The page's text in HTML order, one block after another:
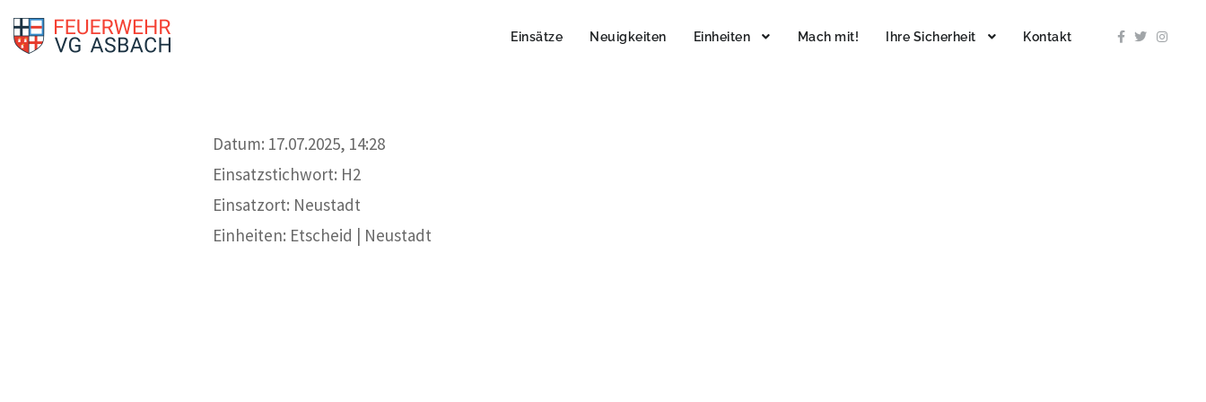
Einsätze Neuigkeiten Einheiten Mach mit! Ihre Sicherheit Kontakt
Datum: 17.07.2025, 14:28
Einsatzstichwort: H2
Einsatzort: Neustadt
Einheiten: Etscheid | Neustadt